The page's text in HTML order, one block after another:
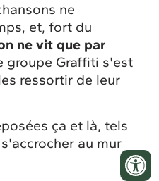
ne
et, fort du
ne vit que par
groupe Graffiti s'est
ressortir de leur
ça et là, tels
au mur